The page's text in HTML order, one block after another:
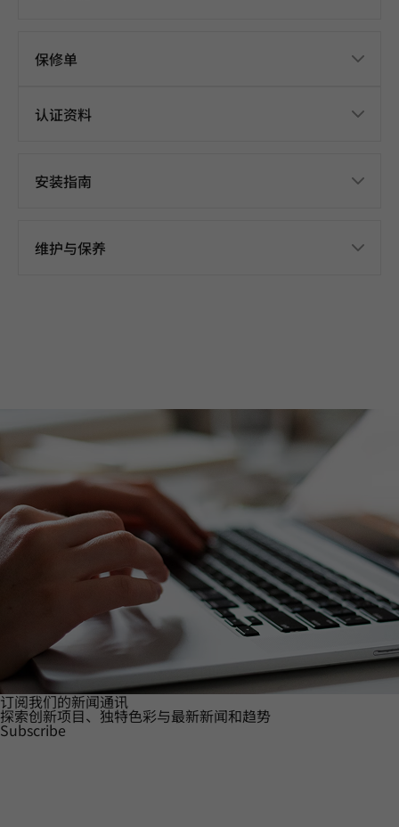
保修单
认证资料
安装指南
维护与保养
订阅我们的新闻通讯
探索创新项目、独特色彩与最新新闻和趋势
Subscribe